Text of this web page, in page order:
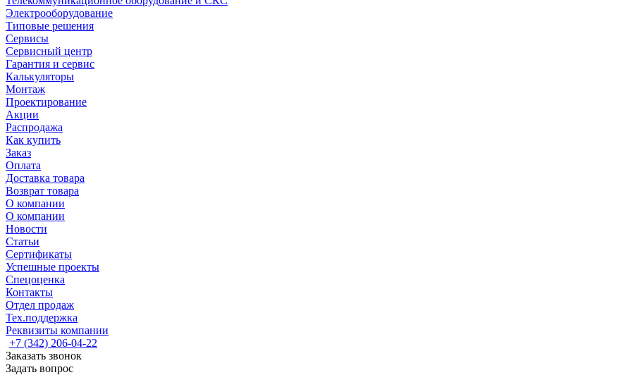
Электрооборудование
Типовые решения
Сервисы
Сервисный центр
Гарантия и сервис
Калькуляторы
Монтаж
Проектирование
Акции
Распродажа
Как купить
Заказ
Оплата
Доставка товара
Возврат товара
О компании
О компании
Новости
Статьи
Сертификаты
Успешные проекты
Спецоценка
Контакты
Отдел продаж
Тех.поддержка
Реквизиты компании
+7 (342) 206-04-22
Заказать звонок
Задать вопрос